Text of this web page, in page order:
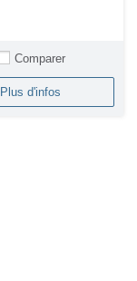
Comparer
Plus d'infos